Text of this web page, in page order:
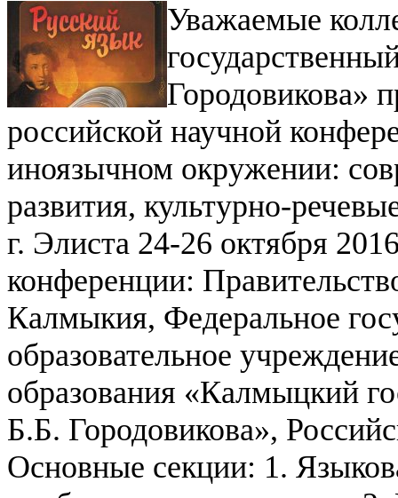
Уважаемые
Городовикова»
российской научной
иноязычном окружении:
развития, культурно-
г. Элиста 24-26 октября
конференции:
Калмыкия, Федеральное
образовательное
образования «Калмыцкий
Б.Б. Городовикова»,
Основные секции: 1.